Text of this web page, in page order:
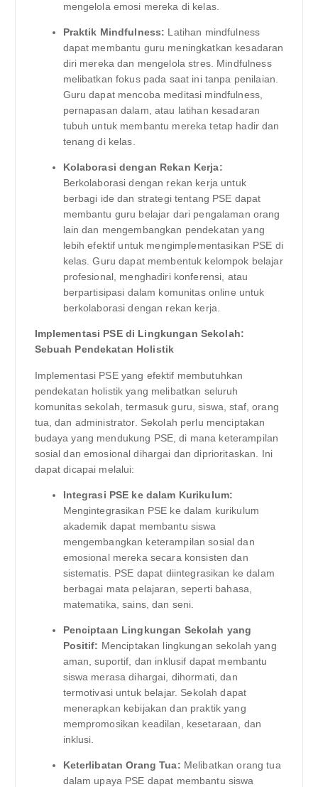
mengelola emosi mereka di kelas.
Praktik Mindfulness: Latihan mindfulness
dapat membantu guru meningkatkan kesadaran
diri mereka dan mengelola stres. Mindfulness
melibatkan fokus pada saat ini tanpa penilaian.
Guru dapat mencoba meditasi mindfulness,
pernapasan dalam, atau latihan kesadaran
tubuh untuk membantu mereka tetap hadir dan
tenang di kelas.
Kolaborasi dengan Rekan Kerja:
Berkolaborasi dengan rekan kerja untuk
berbagi ide dan strategi tentang PSE dapat
membantu guru belajar dari pengalaman orang
lain dan mengembangkan pendekatan yang
lebih efektif untuk mengimplementasikan PSE di
kelas. Guru dapat membentuk kelompok belajar
profesional, menghadiri konferensi, atau
berpartisipasi dalam komunitas online untuk
berkolaborasi dengan rekan kerja.
Implementasi PSE di Lingkungan Sekolah:
Sebuah Pendekatan Holistik
Implementasi PSE yang efektif membutuhkan
pendekatan holistik yang melibatkan seluruh
komunitas sekolah, termasuk guru, siswa, staf, orang
tua, dan administrator. Sekolah perlu menciptakan
budaya yang mendukung PSE, di mana keterampilan
sosial dan emosional dihargai dan diprioritaskan. Ini
dapat dicapai melalui:
Integrasi PSE ke dalam Kurikulum:
Mengintegrasikan PSE ke dalam kurikulum
akademik dapat membantu siswa
mengembangkan keterampilan sosial dan
emosional mereka secara konsisten dan
sistematis. PSE dapat diintegrasikan ke dalam
berbagai mata pelajaran, seperti bahasa,
matematika, sains, dan seni.
Penciptaan Lingkungan Sekolah yang
Positif: Menciptakan lingkungan sekolah yang
aman, suportif, dan inklusif dapat membantu
siswa merasa dihargai, dihormati, dan
termotivasi untuk belajar. Sekolah dapat
menerapkan kebijakan dan praktik yang
mempromosikan keadilan, kesetaraan, dan
inklusi.
Keterlibatan Orang Tua: Melibatkan orang tua
dalam upaya PSE dapat membantu siswa